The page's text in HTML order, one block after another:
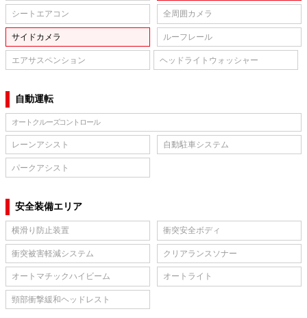
シートエアコン 全周囲カメラ
サイドカメラ ルーフレール
エアサスペンション ヘッドライトウォッシャー
自動運転
オートクルーズコントロール
レーンアシスト 自動駐車システム
パークアシスト
安全装備エリア
横滑り防止装置 衝突安全ボディ
衝突被害軽減システム クリアランスソナー
オートマチックハイビーム オートライト
頸部衝撃緩和ヘッドレスト